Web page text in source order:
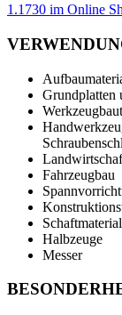
1.1730 im Online
Grundplatten
Fahrzeugbau
Halbzeuge
Messer